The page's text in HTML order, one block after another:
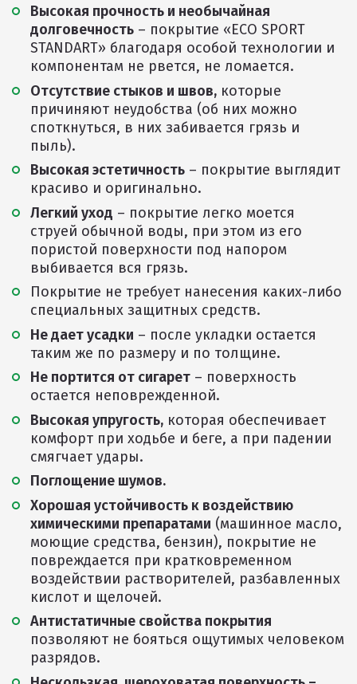
Резиновое покрытие ECO SPORT STANDART
Резиновое покрытие Eco Tech
Резиновое покрытие Eco Running System
Резиновое покрытие ECO SANDWICH
Клиенты и отзывы
Высокая прочность и необычайная
долговечность– покрытие «ECO SPORT
STANDART» благодаря особой технологии и
компонентам не рвется, не ломается.
Отсутствие стыков и швов,которые
причиняют неудобства (об них можно
споткнуться, в них забивается грязь и
пыль).
Высокая эстетичность– покрытие выглядит
красиво и оригинально.
Легкий уход – покрытие легко моется
струей обычной воды, при этом из его
пористой поверхности под напором
выбивается вся грязь.
Покрытие не требует нанесения каких-либо
специальных защитных средств.
Не дает усадки – после укладки остается
таким же по размеру и по толщине.
Не портится от сигарет– поверхность
остается неповрежденной.
Высокая упругость,которая обеспечивает
комфорт при ходьбе и беге, а при падении
смягчает удары.
Поглощение шумов.
Хорошая устойчивость к воздействию
химическими препаратами (машинное масло,
моющие средства, бензин), покрытие не
повреждается при кратковременном
воздействии растворителей, разбавленных
кислот и щелочей.
Антистатичные свойства покрытия
позволяют не бояться ощутимых человеком
разрядов.